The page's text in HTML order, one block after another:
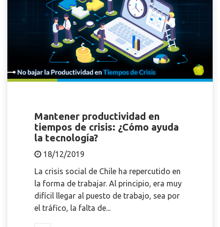
Mantener productividad en
tiempos de crisis: ¿Cómo ayuda
la tecnología?
18/12/2019
La crisis social de Chile ha repercutido en
la forma de trabajar. Al principio, era muy
difícil llegar al puesto de trabajo, sea por
el tráfico, la falta de...